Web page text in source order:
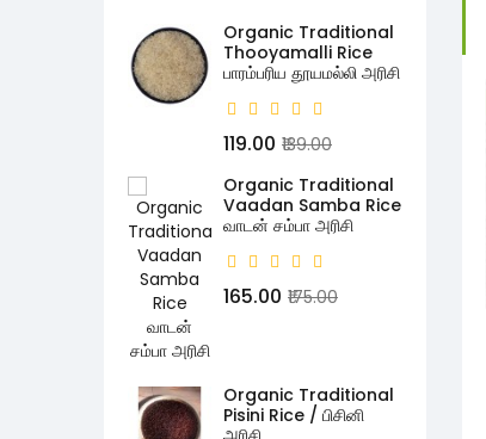
Organic Traditional
Thooyamalli Rice
பாரம்பரிய தூயமல்லி அரிசி
₹119.00 ₹139.00
Organic Traditional
Vaadan Samba Rice
வாடன் சம்பா அரிசி
₹165.00 ₹175.00
Organic Traditional
Pisini Rice / பிசினி